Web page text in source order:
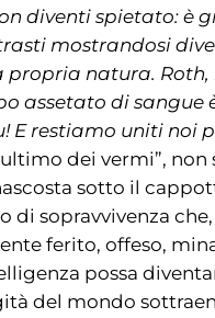
diventi spietato:
mostrandosi
propria natura.
assetato di
E restiamo uniti noi
dei vermi”,
sotto il
di sopravvivenza
ferito, offeso,
possa
del mondo